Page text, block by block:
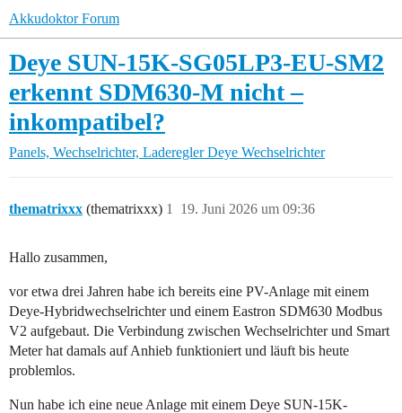
Akkudoktor Forum
Deye SUN-15K-SG05LP3-EU-SM2
erkennt SDM630-M nicht –
inkompatibel?
Panels, Wechselrichter, Laderegler Deye Wechselrichter
thematrixxx (thematrixxx) 19. Juni 2026 um 09:36
1
Hallo zusammen,
vor etwa drei Jahren habe ich bereits eine PV-Anlage mit einem
Deye-Hybridwechselrichter und einem Eastron SDM630 Modbus
V2 aufgebaut. Die Verbindung zwischen Wechselrichter und Smart
Meter hat damals auf Anhieb funktioniert und läuft bis heute
problemlos.
Nun habe ich eine neue Anlage mit einem Deye SUN-15K-